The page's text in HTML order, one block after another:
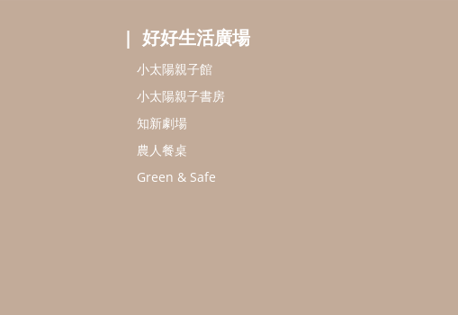
好好生活廣場
小太陽親子館
小太陽親子書房
知新劇場
農人餐桌
Green & Safe